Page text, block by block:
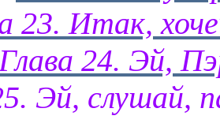
23. Итак,
24. Эй,
Эй, слушай,